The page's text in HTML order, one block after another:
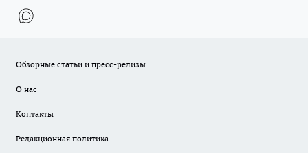
Обзорные статьи и пресс-релизы
О нас
Контакты
Редакционная политика